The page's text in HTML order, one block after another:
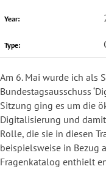
Year:
Type:
Am 6. Mai wurde ich als
Bundestagsausschuss
Sitzung ging es um die
Digitalisierung und
Rolle, die sie in diesen
beispielsweise in Bezug
Fragenkatalog enthielt